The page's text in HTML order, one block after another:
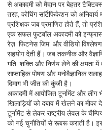
से अकादमी को मैदान पर बेहतर
तरह, कोचिंग सर्टिफिकेशन को अनिवार्य
प्रशिक्षक जब प्रमाणित होते हैं, तो
एक सफल फुटबॉल अकादमी को
रेज़, फिटनेस जिम, और वीडियो
सहयोग देती हैं। जब तकनीक और
गति, शक्ति और निर्णय लेने की
साप्ताहिक पोषण और मनोवैज्ञानिक
दिमाग भी जीत की कुंजी है।
अकादमी में आयोजित टूर्नामेंट और लीग
खिलाड़ियों को दबाव में खेलने का
टूर्नामेंट से लेकर राष्ट्रीय लेवल के
को नई चुनौतियों से रूबरू कराती है।